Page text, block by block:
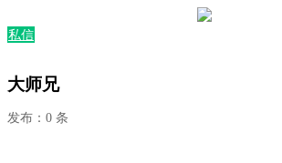
私信
大师兄
发布：0 条